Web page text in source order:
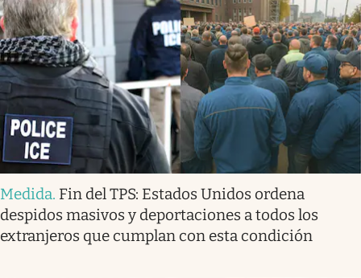
Medida. Fin del TPS: Estados Unidos ordena
despidos masivos y deportaciones a todos los
extranjeros que cumplan con esta condición